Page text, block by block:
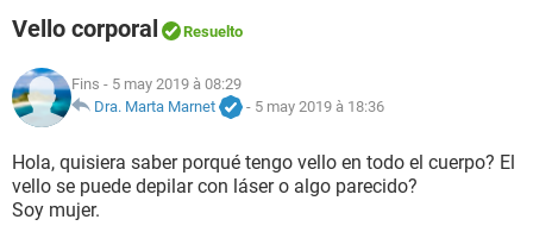
NUTRICIÓN
BIENESTAR
Vello corporal Resuelto
Fins - 5 may 2019 à 08:29
Dra. Marta Marnet
- 5 may 2019 à 18:36
Hola, quisiera saber porqué tengo vello en todo el cuerpo? El
vello se puede depilar con láser o algo parecido?
Soy mujer.